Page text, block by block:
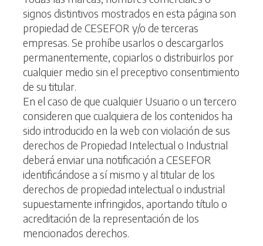
signos distintivos mostrados en esta página son
propiedad de CESEFOR y/o de terceras
empresas. Se prohíbe usarlos o descargarlos
permanentemente, copiarlos o distribuirlos por
cualquier medio sin el preceptivo consentimiento
de su titular.
En el caso de que cualquier Usuario o un tercero
consideren que cualquiera de los contenidos ha
sido introducido en la web con violación de sus
derechos de Propiedad Intelectual o Industrial
deberá enviar una notificación a CESEFOR
identificándose a sí mismo y al titular de los
derechos de propiedad intelectual o industrial
supuestamente infringidos, aportando título o
acreditación de la representación de los
mencionados derechos.